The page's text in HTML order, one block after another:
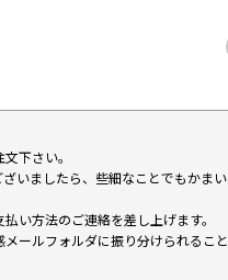
下さい。
ましたら、些細なことでもかま
い方法のご連絡を差し上げます。
ールフォルダに振り分けられる